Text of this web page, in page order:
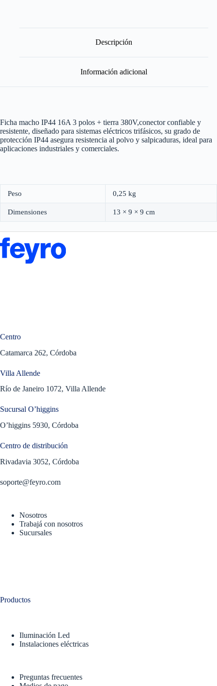
Descripción
Información adicional
Ficha macho IP44 16A 3 polos + tierra 380V,conector confiable y
resistente, diseñado para sistemas eléctricos trifásicos, su grado de
protección IP44 asegura resistencia al polvo y salpicaduras, ideal para
aplicaciones industriales y comerciales.
Peso 0,25 kg
Dimensiones 13 × 9 × 9 cm
Centro
Catamarca 262, Córdoba
Villa Allende
Río de Janeiro 1072, Villa Allende
Sucursal O’higgins
O’higgins 5930, Córdoba
Centro de distribución
Rivadavia 3052, Córdoba
soporte@feyro.com
Nosotros
Trabajá con nosotros
Sucursales
Productos
Iluminación Led
Instalaciones eléctricas
Preguntas frecuentes